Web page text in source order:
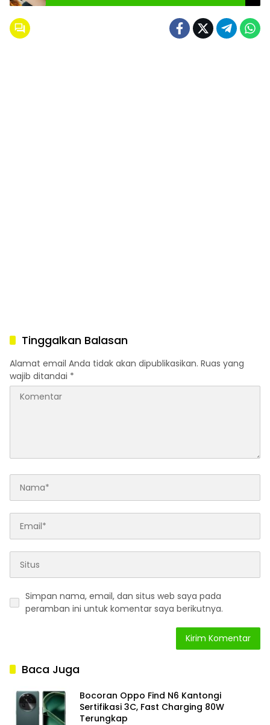
Tinggalkan Balasan
Alamat email Anda tidak akan dipublikasikan. Ruas yang
wajib ditandai *
Simpan nama, email, dan situs web saya pada
peramban ini untuk komentar saya berikutnya.
Baca Juga
Bocoran Oppo Find N6 Kantongi
Sertifikasi 3C, Fast Charging 80W
Terungkap